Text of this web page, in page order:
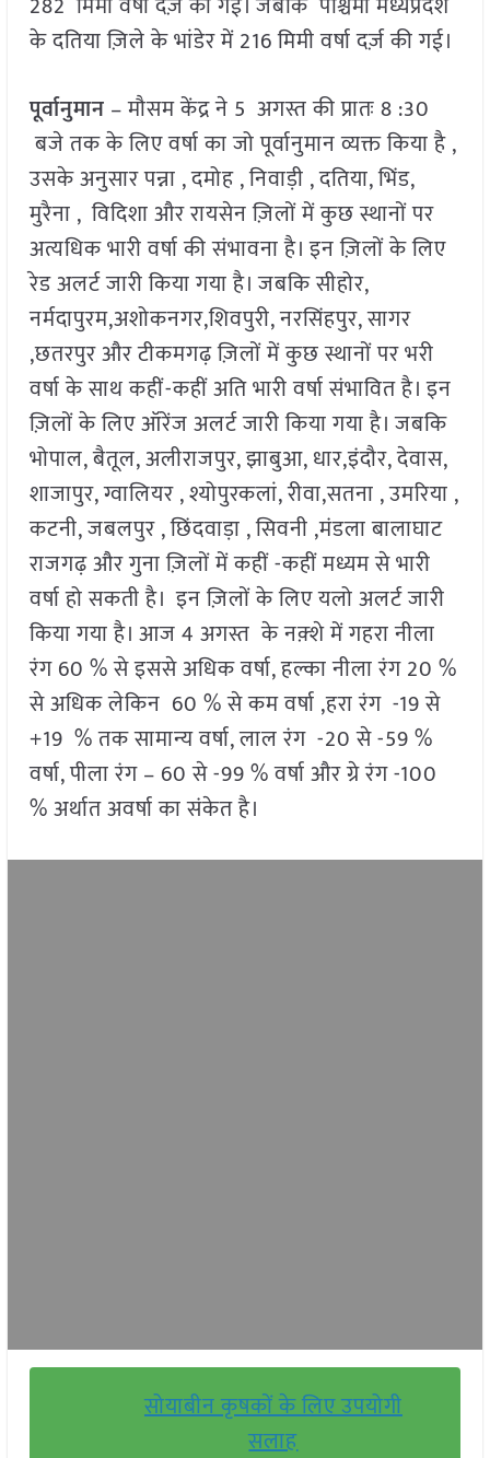
के दतिया ज़िले के भांडेर में 216 मिमी वर्षा दर्ज़ की गई।
पूर्वानुमान – मौसम केंद्र ने 5 अगस्त की प्रातः 8 :30
बजे तक के लिए वर्षा का जो पूर्वानुमान व्यक्त किया है ,
उसके अनुसार पन्ना , दमोह , निवाड़ी , दतिया, भिंड,
मुरैना , विदिशा और रायसेन ज़िलों में कुछ स्थानों पर
अत्यधिक भारी वर्षा की संभावना है। इन ज़िलों के लिए
रेड अलर्ट जारी किया गया है। जबकि सीहोर,
नर्मदापुरम,अशोकनगर,शिवपुरी, नरसिंहपुर, सागर
,छतरपुर और टीकमगढ़ ज़िलों में कुछ स्थानों पर भरी
वर्षा के साथ कहीं-कहीं अति भारी वर्षा संभावित है। इन
ज़िलों के लिए ऑरेंज अलर्ट जारी किया गया है। जबकि
भोपाल, बैतूल, अलीराजपुर, झाबुआ, धार,इंदौर, देवास,
शाजापुर, ग्वालियर , श्योपुरकलां, रीवा,सतना , उमरिया ,
कटनी, जबलपुर , छिंदवाड़ा , सिवनी ,मंडला बालाघाट
राजगढ़ और गुना ज़िलों में कहीं -कहीं मध्यम से भारी
वर्षा हो सकती है। इन ज़िलों के लिए यलो अलर्ट जारी
किया गया है। आज 4 अगस्त के नक़्शे में गहरा नीला
रंग 60 % से इससे अधिक वर्षा, हल्का नीला रंग 20 %
से अधिक लेकिन 60 % से कम वर्षा ,हरा रंग -19 से
+19 % तक सामान्य वर्षा, लाल रंग -20 से -59 %
वर्षा, पीला रंग – 60 से -99 % वर्षा और ग्रे रंग -100
% अर्थात अवर्षा का संकेत है।
सोयाबीन कृषकों के लिए उपयोगी
सलाह